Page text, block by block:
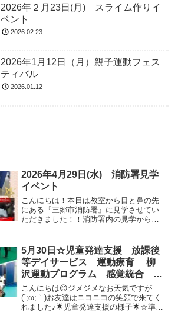
2026年２月23日(月) スライム作りイ
ベント
2026.02.23
2026年1月12日（月）親子運動フェス
ティバル
2026.01.12
2026年4月29日(水) 消防署見学
イベント
こんにちは！本日は教室から目と鼻の先
にある『三郷市消防署』に見学させてい
ただきました！！消防署内の見学から
や内部を見ることができ、こども達も大
興奮でした(*^-...
5月30日☆児童発達支援 放課後
等デイサービス 運動療育 柳
沢運動プログラム 感覚統合 自
閉症スペクトラム ＡＤＨＤ Ｌ
Ｄ 発達障害 三郷市 吉川
市 八潮市
こんにちは😊ジメジメなお天気ですが
(´;ω;｀)お友達はニコニコの笑顔で来てく
れました♪🌟児童発達支援の様子🌟☆準備